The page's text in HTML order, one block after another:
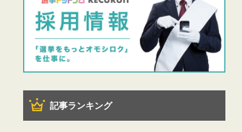
記事ランキング